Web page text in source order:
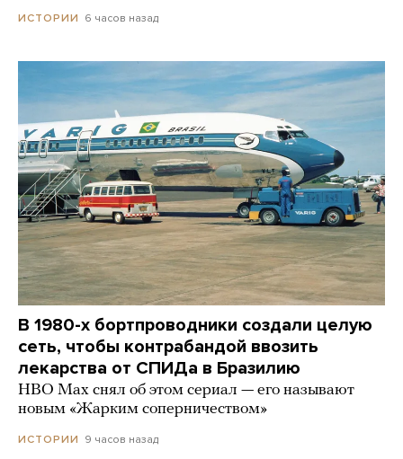
ИСТОРИИ 6 часов назад
В 1980-х бортпроводники создали целую
сеть, чтобы контрабандой ввозить
лекарства от СПИДа в Бразилию
HBO Max снял об этом сериал — его называют
новым «Жарким соперничеством»
ИСТОРИИ 9 часов назад